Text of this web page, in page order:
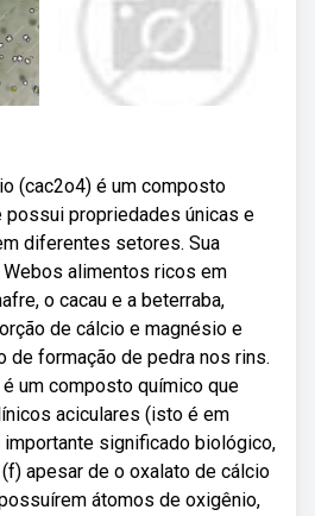
(cac2o4) é um composto
propriedades únicas e
diferentes setores. Sua
alimentos ricos em
o cacau e a beterraba,
de cálcio e magnésio e
de formação de pedra nos rins.
um composto químico que
aciculares (isto é em
importante significado biológico,
apesar de o oxalato de cálcio
átomos de oxigênio,